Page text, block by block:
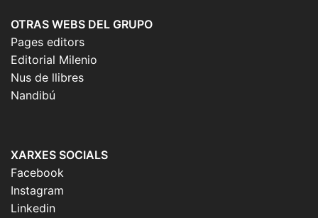
OTRAS WEBS DEL GRUPO
Pages editors
Editorial Milenio
Nus de llibres
Nandibú
XARXES SOCIALS
Facebook
Instagram
Linkedin